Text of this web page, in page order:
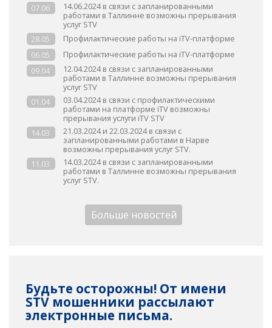
07.06
14.06.2024 в связи с запланированными
работами в Таллинне возможны прерывания
услуг STV
28.05
Профилактические работы на iTV-платформе
06.05
Профилактические работы на iTV-платформе
09.04
12.04.2024 в связи с запланированными
работами в Таллинне возможны прерывания
услуг STV
01.04
03.04.2024 в связи с профилактическими
работами на платформе iTV возможны
прерывания услуги iTV STV
14.03
21.03.2024 и 22.03.2024 в связи с
запланированными работами в Нарве
возможны прерывания услуг STV.
11.03
14.03.2024 в связи с запланированными
работами в Таллинне возможны прерывания
услуг STV.
Больше новостей
Будьте осторожны! От имени
STV мошенники рассылают
электронные письма.